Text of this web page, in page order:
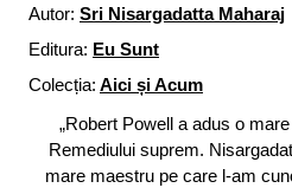
Autor: Sri Nisargadatta Maharaj
Editura: Eu Sunt
Colecția: Aici și Acum
„Robert Powell a adus o
Remediului suprem.
mare maestru pe care l-am